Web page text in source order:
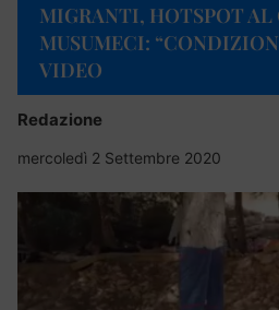
MIGRANTI, HOTSPOT AL
MUSUMECI:
VIDEO
Redazione
mercoledì 2 Settembre 2020